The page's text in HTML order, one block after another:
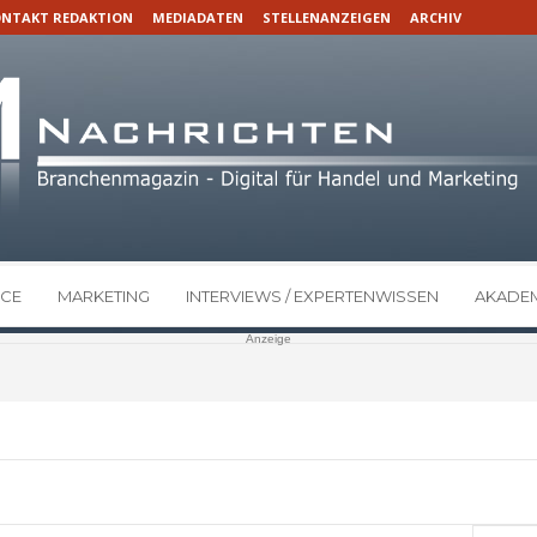
REDAKTION MEDIADATEN STELLENANZEIGEN ARCHIV
MARKETING INTERVIEWS / EXPERTENWISSEN
Anzeige